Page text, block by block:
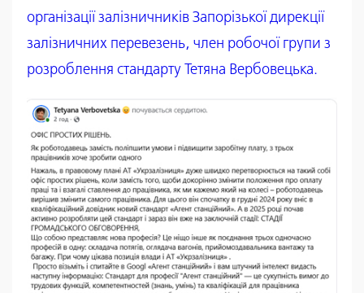
організації залізничників Запорізької дирекції
залізничних перевезень, член робочої групи з
розроблення стандарту Тетяна Вербовецька.